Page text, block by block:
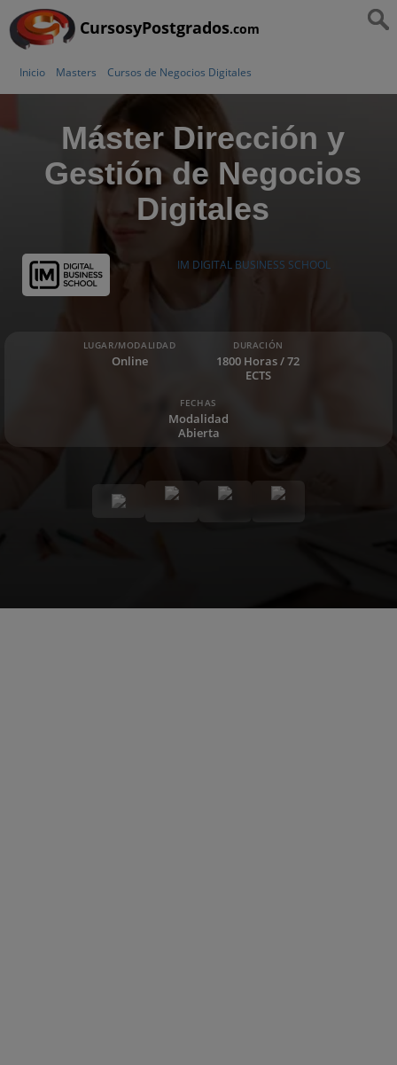
CursosyPostgrados.com
Inicio Masters Cursos de Negocios Digitales
Máster Dirección y
Gestión de Negocios
Digitales
IM DIGITAL BUSINESS SCHOOL
LUGAR/MODALIDAD
Online
DURACIÓN
1800 Horas / 72
ECTS
FECHAS
Modalidad
Abierta